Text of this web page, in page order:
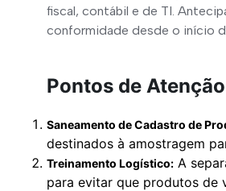
fiscal, contábil e de TI.
conformidade desde o início
Pontos de
Saneamento de Cadastro de
destinados à amostragem
Treinamento Logístico: A
para evitar que produtos de